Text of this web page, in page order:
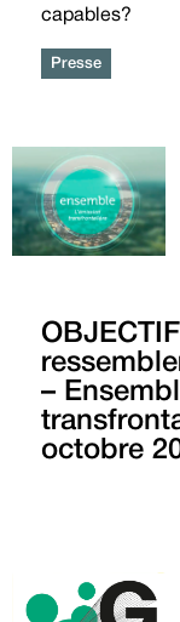
capables?
Presse
–
octobre